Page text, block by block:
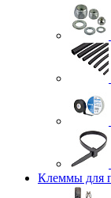
Клеммы для